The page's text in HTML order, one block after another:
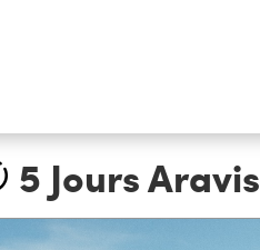
5 Jours Aravis